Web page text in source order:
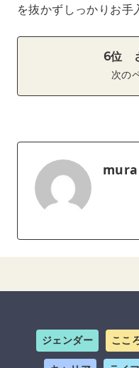
を抜かずしっかりお手
6位
次の
mura
ジェンダー ここ